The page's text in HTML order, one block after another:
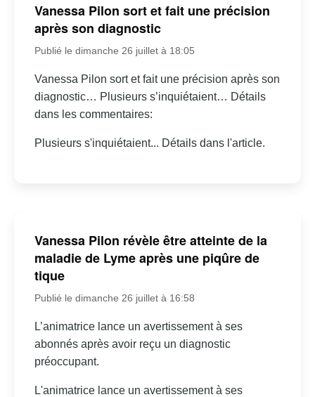
Vanessa Pilon sort et fait une précision
après son diagnostic
Publié le dimanche 26 juillet à 18:05
Vanessa Pilon sort et fait une précision après son
diagnostic… Plusieurs s’inquiétaient… Détails
dans les commentaires:
Plusieurs s'inquiétaient... Détails dans l'article.
Vanessa Pilon révèle être atteinte de la
maladie de Lyme après une piqûre de
tique
Publié le dimanche 26 juillet à 16:58
L’animatrice lance un avertissement à ses
abonnés après avoir reçu un diagnostic
préoccupant.
L'animatrice lance un avertissement à ses